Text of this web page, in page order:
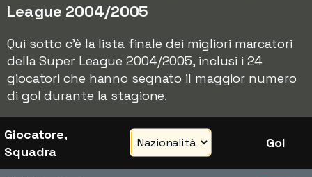
League 2004/2005
Qui sotto c'è la lista finale dei migliori marcatori
della Super League 2004/2005, inclusi i 24
giocatori che hanno segnato il maggior numero
di gol durante la stagione.
Giocatore,
Squadra
Gol